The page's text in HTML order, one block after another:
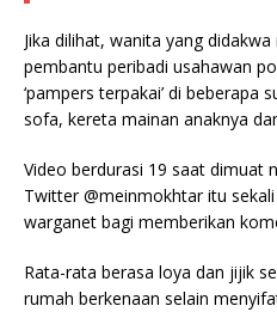
Jika dilihat, wanita yang
pembantu peribadi usahawan
‘pampers terpakai’ di beberapa
sofa, kereta mainan anaknya
Video berdurasi 19 saat dimuat
Twitter @meinmokhtar itu
warganet bagi memberikan
Rata-rata berasa loya dan jijik
rumah berkenaan selain